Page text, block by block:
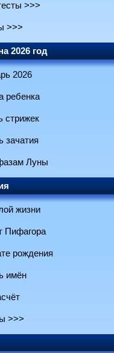
>>>
>>>
2026 год
2026
ребенка
стрижек
зачатия
Луны
жизни
Пифагора
рождения
имён
>>>